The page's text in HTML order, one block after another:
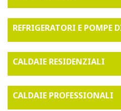
REFRIGERATORI E POMPE
CALDAIE RESIDENZIALI
CALDAIE PROFESSIONALI